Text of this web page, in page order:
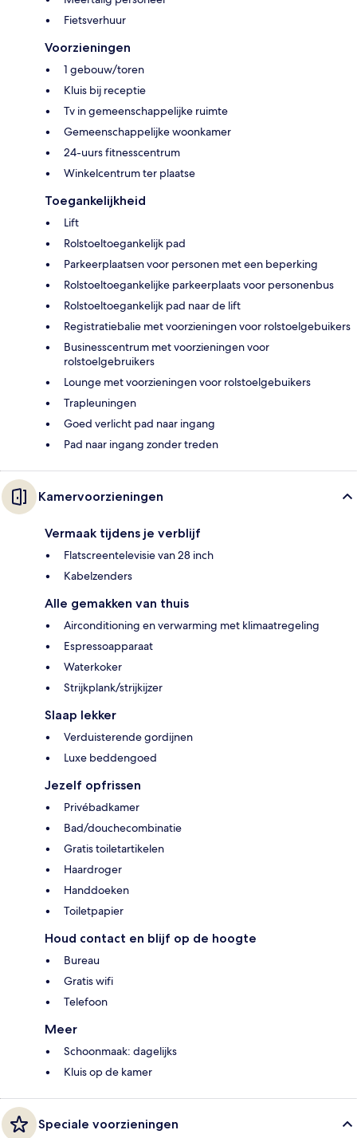
Fietsverhuur
Voorzieningen
1 gebouw/toren
Kluis bij receptie
Tv in gemeenschappelijke ruimte
Gemeenschappelijke woonkamer
24-uurs fitnesscentrum
Winkelcentrum ter plaatse
Toegankelijkheid
Lift
Rolstoeltoegankelijk pad
Parkeerplaatsen voor personen met een beperking
Rolstoeltoegankelijke parkeerplaats voor personenbus
Rolstoeltoegankelijk pad naar de lift
Registratiebalie met voorzieningen voor rolstoelgebuikers
Businesscentrum met voorzieningen voor
rolstoelgebruikers
Lounge met voorzieningen voor rolstoelgebuikers
Trapleuningen
Goed verlicht pad naar ingang
Pad naar ingang zonder treden
Kamervoorzieningen
Vermaak tijdens je verblijf
Flatscreentelevisie van 28 inch
Kabelzenders
Alle gemakken van thuis
Airconditioning en verwarming met klimaatregeling
Espressoapparaat
Waterkoker
Strijkplank/strijkijzer
Slaap lekker
Verduisterende gordijnen
Luxe beddengoed
Jezelf opfrissen
Privébadkamer
Bad/douchecombinatie
Gratis toiletartikelen
Haardroger
Handdoeken
Toiletpapier
Houd contact en blijf op de hoogte
Bureau
Gratis wifi
Telefoon
Meer
Schoonmaak: dagelijks
Kluis op de kamer
Speciale voorzieningen